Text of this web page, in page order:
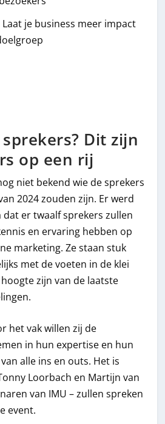
Laat je business meer impact
Dit zijn
op een rij
niet bekend wie de sprekers
2024 zouden zijn. Er werd
dat er twaalf sprekers zullen
en ervaring hebben op
marketing. Ze staan stuk
met de voeten in de klei
zijn van de laatste
het vak willen zij de
in hun expertise en hun
alle ins en outs. Het is
Loorbach en Martijn van
van IMU – zullen spreken
event.